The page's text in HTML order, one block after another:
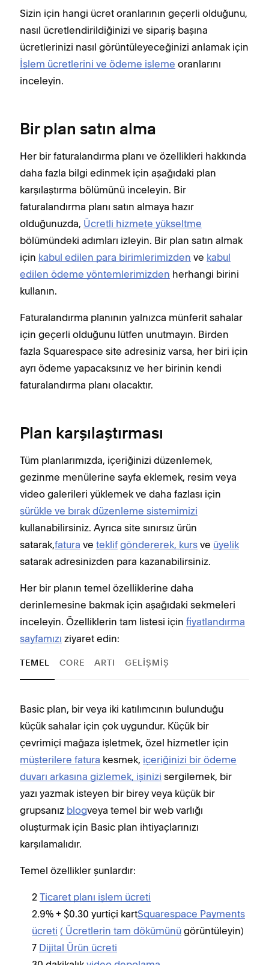
Sizin için hangi ücret oranlarının geçerli olduğunu,
nasıl ücretlendirildiğinizi ve sipariş başına
ücretlerinizi nasıl görüntüleyeceğinizi anlamak için
İşlem ücretlerini ve ödeme işleme oranlarını
inceleyin.
Bir plan satın alma
Her bir faturalandırma planı ve özellikleri hakkında
daha fazla bilgi edinmek için aşağıdaki plan
karşılaştırma bölümünü inceleyin. Bir
faturalandırma planı satın almaya hazır
olduğunuzda, Ücretli hizmete yükseltme
bölümündeki adımları izleyin. Bir plan satın almak
için kabul edilen para birimlerimizden ve kabul
edilen ödeme yöntemlerimizden herhangi birini
kullanın.
Faturalandırma planının yalnızca münferit sahalar
için geçerli olduğunu lütfen unutmayın. Birden
fazla Squarespace site adresiniz varsa, her biri için
ayrı ödeme yapacaksınız ve her birinin kendi
faturalandırma planı olacaktır.
Plan karşılaştırması
Tüm planlarımızda, içeriğinizi düzenlemek,
gezinme menülerine sayfa eklemek, resim veya
video galerileri yüklemek ve daha fazlası için
sürükle ve bırak düzenleme sistemimizi
kullanabilirsiniz. Ayrıca site sınırsız ürün
satarak,fatura ve teklif göndererek, kurs ve üyelik
satarak adresinizden para kazanabilirsiniz.
Her bir planın temel özelliklerine daha
derinlemesine bakmak için aşağıdaki sekmeleri
inceleyin. Özelliklerin tam listesi için fiyatlandırma
sayfamızı ziyaret edin:
TEMEL CORE ARTI GELIŞMIŞ
Basic plan, bir veya iki katılımcının bulunduğu
küçük sahalar için çok uygundur. Küçük bir
çevrimiçi mağaza işletmek, özel hizmetler için
müşterilere fatura kesmek, içeriğinizi bir ödeme
duvarı arkasına gizlemek, işinizi sergilemek, bir
yazı yazmak isteyen bir birey veya küçük bir
grupsanız blogveya temel bir web varlığı
oluşturmak için Basic plan ihtiyaçlarınızı
karşılamalıdır.
Temel özellikler şunlardır:
2 Ticaret planı işlem ücreti
2.9% + $0.30 yurtiçi kartSquarespace Payments
ücreti ( Ücretlerin tam dökümünü görüntüleyin)
7 Dijital Ürün ücreti